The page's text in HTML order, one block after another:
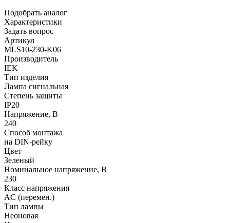
Подобрать аналог
Характеристики
Задать вопрос
Артикул
MLS10-230-K06
Производитель
IEK
Тип изделия
Лампа сигнальная
Степень защиты
IP20
Напряжение, В
240
Способ монтажа
на DIN-рейку
Цвет
Зеленый
Номинальное напряжение, В
230
Класс напряжения
AC (перемен.)
Тип лампы
Неоновая